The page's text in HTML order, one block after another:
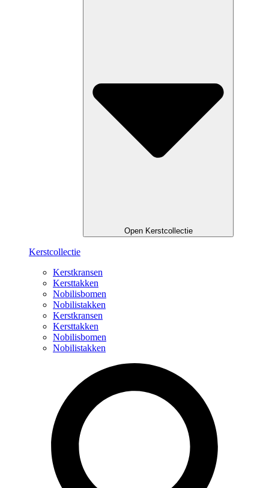
Open Kerstcollectie
Kerstcollectie
Kerstkransen
Kersttakken
Nobilisbomen
Nobilistakken
Kerstkransen
Kersttakken
Nobilisbomen
Nobilistakken